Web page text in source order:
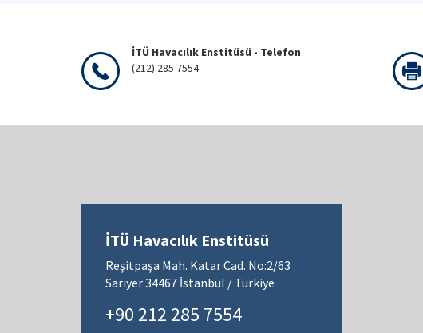
İTÜ Havacılık Enstitüsü - Telefon
(212) 285 7554
İTÜ Havacılık Enstitüsü
Reşitpaşa Mah. Katar Cad. No:2/63
Sarıyer 34467 İstanbul / Türkiye
+90 212 285 7554